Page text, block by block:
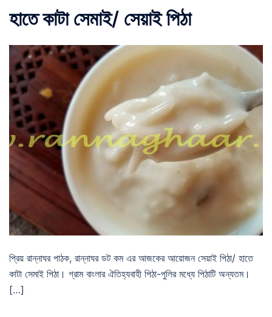
হাতে কাটা সেমাই/ সেয়াই পিঠা
প্রিয় রান্নাঘর পাঠক, রান্নাঘর ডট কম এর আজকের আয়োজন সেয়াই পিঠা/ হাতে
কাটা সেমাই পিঠা। গ্রাম বাংলার ঐতিহ্যবাহী পিঠা-পুলির মধ্যে পিঠাটি অন্যতম।
[…]